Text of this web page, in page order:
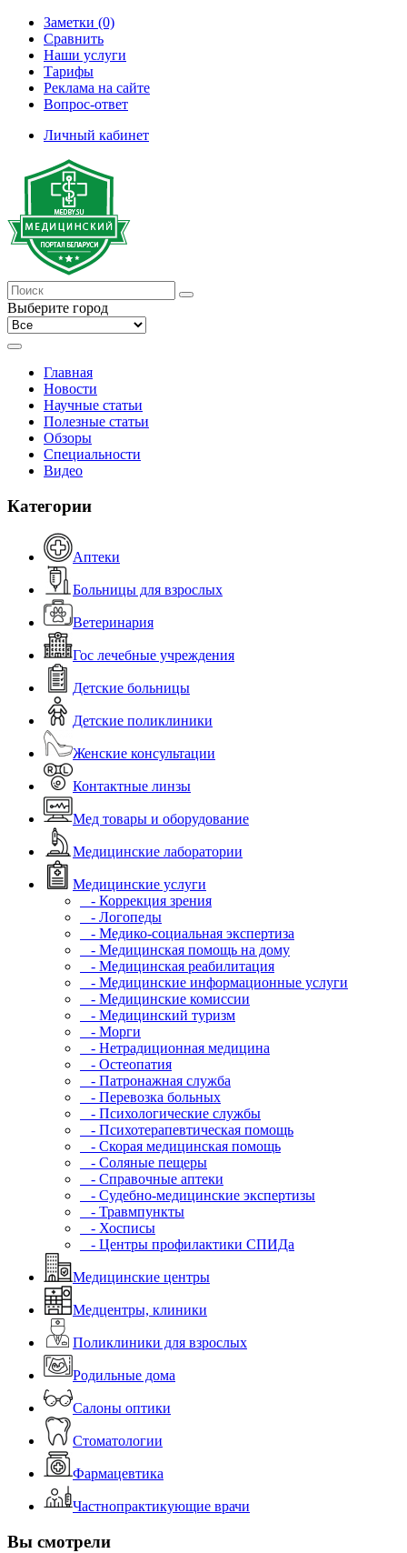
Заметки (0)
Сравнить
Наши услуги
Тарифы
Реклама на сайте
Вопрос-ответ
Личный кабинет
Выберите город
Главная
Новости
Научные статьи
Полезные статьи
Обзоры
Специальности
Видео
Категории
Аптеки
Больницы для взрослых
Ветеринария
Гос лечебные учреждения
Детские больницы
Детские поликлиники
Женские консультации
Контактные линзы
Мед товары и оборудование
Медицинские лаборатории
Медицинские услуги
- Коррекция зрения
- Логопеды
- Медико-социальная экспертиза
- Медицинская помощь на дому
- Медицинская реабилитация
- Медицинские информационные услуги
- Медицинские комиссии
- Медицинский туризм
- Морги
- Нетрадиционная медицина
- Остеопатия
- Патронажная служба
- Перевозка больных
- Психологические службы
- Психотерапевтическая помощь
- Скорая медицинская помощь
- Соляные пещеры
- Справочные аптеки
- Судебно-медицинские экспертизы
- Травмпункты
- Хосписы
- Центры профилактики СПИДа
Медицинские центры
Медцентры, клиники
Поликлиники для взрослых
Родильные дома
Салоны оптики
Стоматологии
Фармацевтика
Частнопрактикующие врачи
Вы смотрели